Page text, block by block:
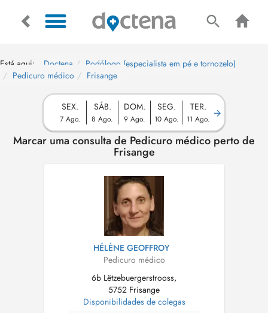
Está aqui: Doctena
Podólogo (especialista em pé e tornozelo)
Pedicuro médico
Frisange
SEX.
7 Ago.
SÁB.
8 Ago.
DOM.
9 Ago.
SEG.
10 Ago.
TER.
11 Ago.
Marcar uma consulta de Pedicuro médico perto de
Frisange
HÉLÈNE GEOFFROY
Pedicuro médico
6b Lëtzebuergerstrooss,
5752 Frisange
Disponibilidades de colegas